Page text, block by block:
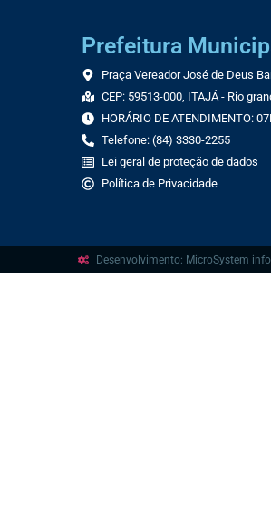
Prefeitura
Praça Vereador José de Deus
CEP: 59513-000, ITAJÁ - Rio
HORÁRIO DE ATENDIMENTO:
Telefone: (84) 3330-2255
Lei geral de proteção de dados
Política de Privacidade
Desenvolvimento: MicroSystem